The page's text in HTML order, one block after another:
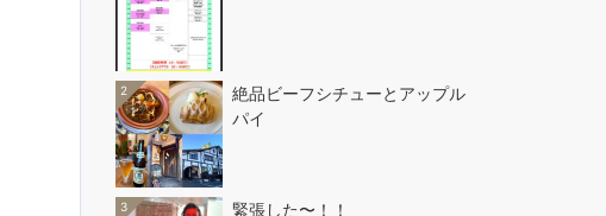
2
絶品ビーフシチューとアップル
パイ
3 緊張した〜！！